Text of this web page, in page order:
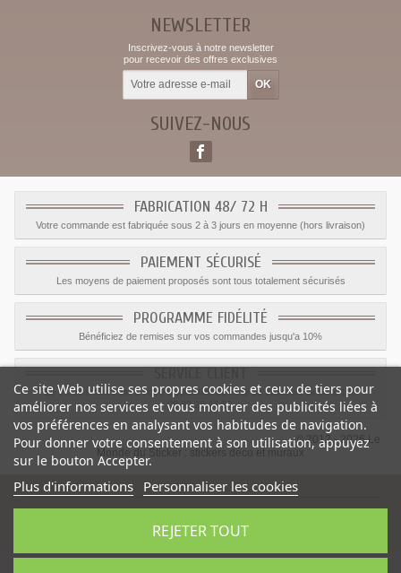
NEWSLETTER
Inscrivez-vous à notre newsletter
pour recevoir des offres exclusives
SUIVEZ-NOUS
FABRICATION 48/ 72 H
Votre commande est fabriquée sous 2 à 3 jours en moyenne (hors livraison)
PAIEMENT SÉCURISÉ
Les moyens de paiement proposés sont tous totalement sécurisés
PROGRAMME FIDÉLITÉ
Bénéficiez de remises sur vos commandes jusqu'a 10%
Le service client est a votre disposition du lundi au vendredi de 8h à 17h
09.82.28.47.69.
© 2012 - 2026 Le
Monde du Sticker :
stickers déco et muraux
Sticker taxi deco chambre-Catégorie:Camions
Ce site Web utilise ses propres cookies et ceux de tiers pour
améliorer nos services et vous montrer des publicités liées à
vos préférences en analysant vos habitudes de navigation.
Pour donner votre consentement à son utilisation, appuyez
sur le bouton Accepter.
Plus d'informations Personnaliser les cookies
REJETER TOUT